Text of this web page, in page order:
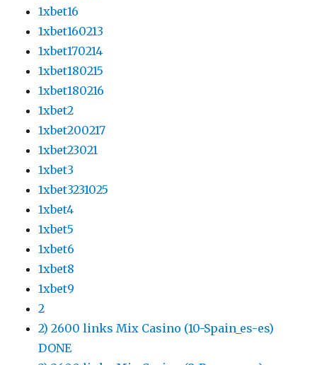
1xbet16
1xbet160213
1xbet170214
1xbet180215
1xbet180216
1xbet2
1xbet200217
1xbet23021
1xbet3
1xbet3231025
1xbet4
1xbet5
1xbet6
1xbet8
1xbet9
2
2) 2600 links Mix Casino (10-Spain_es-es)
DONE